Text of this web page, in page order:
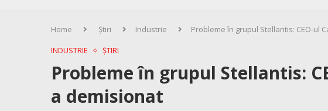
Home Știri Industrie
Probleme în grupul Stellantis: CEO-ul
INDUSTRIE
ȘTIRI
Probleme în grupul Stellantis:
a demisionat